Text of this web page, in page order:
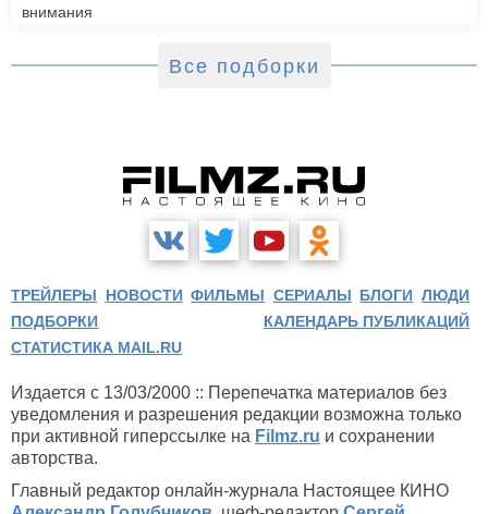
внимания
Все подборки
ТРЕЙЛЕРЫ НОВОСТИ ФИЛЬМЫ СЕРИАЛЫ БЛОГИ ЛЮДИ
ПОДБОРКИ
КАЛЕНДАРЬ ПУБЛИКАЦИЙ
СТАТИСТИКА MAIL.RU
Издается с 13/03/2000 :: Перепечатка материалов без
уведомления и разрешения редакции возможна только
при активной гиперссылке на Filmz.ru и сохранении
авторства.
Главный редактор онлайн-журнала Настоящее КИНО